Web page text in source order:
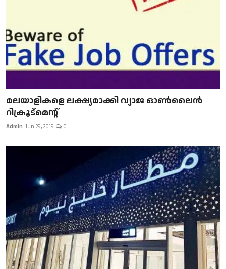
മലയാളികളെ ലക്ഷ്യമാക്കി വ്യാജ ഓൺലൈൻ
റിക്രൂട്മെന്റ്
Admin Jun 29, 2019 0